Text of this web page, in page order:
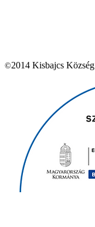
©2014 Kisbajcs Község